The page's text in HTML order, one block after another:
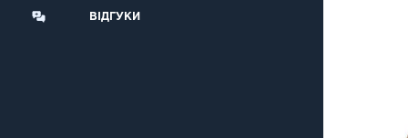
ВІДГУКИ